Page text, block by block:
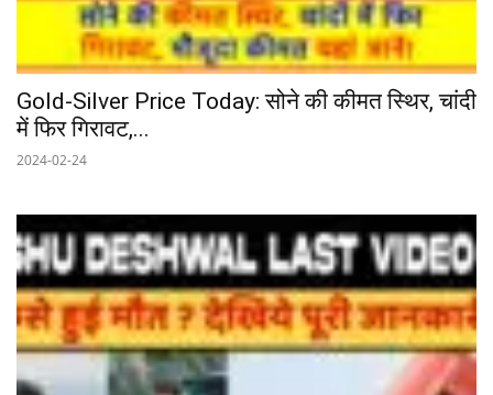
Gold-Silver Price Today: सोने की कीमत स्थिर, चांदी
में फिर गिरावट,...
2024-02-24